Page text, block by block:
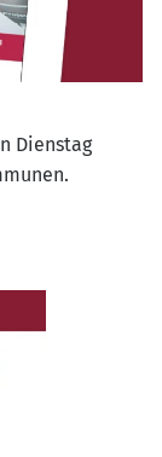
Dienstag